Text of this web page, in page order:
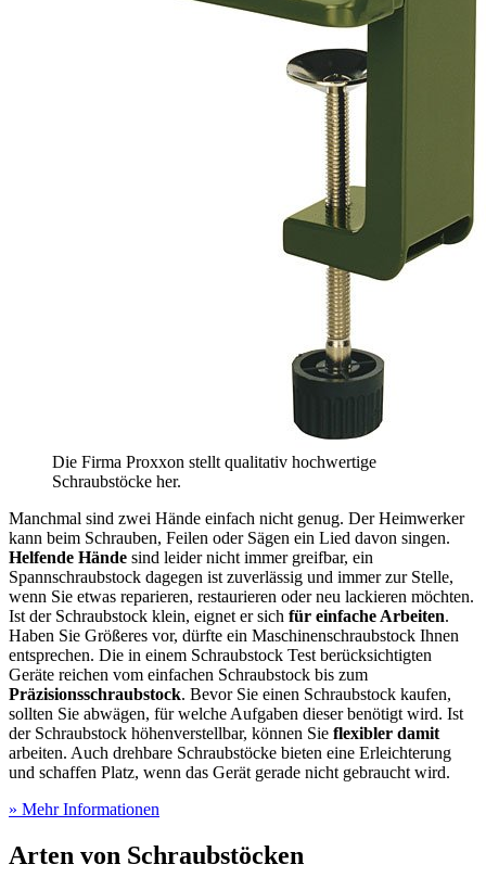
Die Firma Proxxon stellt qualitativ hochwertige
Schraubstöcke her.
Manchmal sind zwei Hände einfach nicht genug. Der Heimwerker
kann beim Schrauben, Feilen oder Sägen ein Lied davon singen.
Helfende Hände sind leider nicht immer greifbar, ein
Spannschraubstock dagegen ist zuverlässig und immer zur Stelle,
wenn Sie etwas reparieren, restaurieren oder neu lackieren möchten.
Ist der Schraubstock klein, eignet er sich für einfache Arbeiten.
Haben Sie Größeres vor, dürfte ein Maschinenschraubstock Ihnen
entsprechen. Die in einem Schraubstock Test berücksichtigten
Geräte reichen vom einfachen Schraubstock bis zum
Präzisionsschraubstock. Bevor Sie einen Schraubstock kaufen,
sollten Sie abwägen, für welche Aufgaben dieser benötigt wird. Ist
der Schraubstock höhenverstellbar, können Sie flexibler damit
arbeiten. Auch drehbare Schraubstöcke bieten eine Erleichterung
und schaffen Platz, wenn das Gerät gerade nicht gebraucht wird.
» Mehr Informationen
Arten von Schraubstöcken